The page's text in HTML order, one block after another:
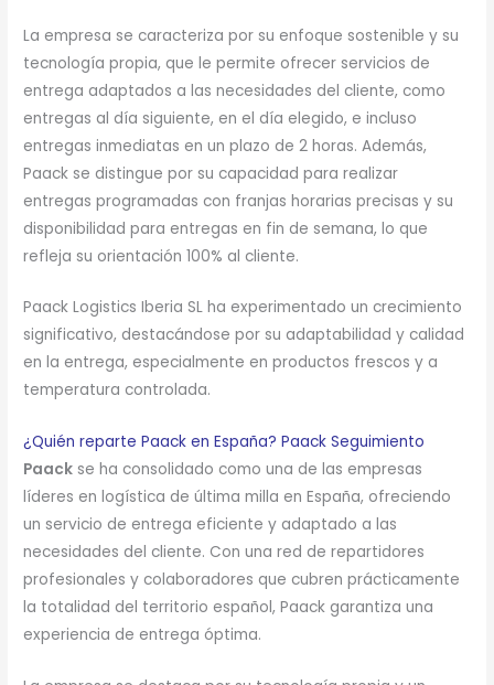
La empresa se caracteriza por su enfoque sostenible y su
tecnología propia, que le permite ofrecer servicios de
entrega adaptados a las necesidades del cliente, como
entregas al día siguiente, en el día elegido, e incluso
entregas inmediatas en un plazo de 2 horas. Además,
Paack se distingue por su capacidad para realizar
entregas programadas con franjas horarias precisas y su
disponibilidad para entregas en fin de semana, lo que
refleja su orientación 100% al cliente.
Paack Logistics Iberia SL ha experimentado un crecimiento
significativo, destacándose por su adaptabilidad y calidad
en la entrega, especialmente en productos frescos y a
temperatura controlada.
¿Quién reparte Paack en España? Paack Seguimiento
Paack se ha consolidado como una de las empresas
líderes en logística de última milla en España, ofreciendo
un servicio de entrega eficiente y adaptado a las
necesidades del cliente. Con una red de repartidores
profesionales y colaboradores que cubren prácticamente
la totalidad del territorio español, Paack garantiza una
experiencia de entrega óptima.